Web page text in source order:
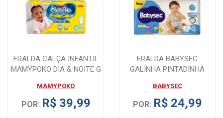
FRALDA CALÇA INFANTIL
MAMYPOKO DIA & NOITE G
MAMYPOKO
POR: R$ 39,99
FRALDA BABYSEC
GALINHA PINTADINHA
BABYSEC
POR: R$ 24,99